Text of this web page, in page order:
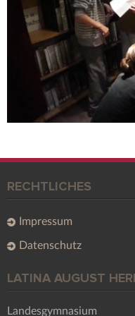
RECHTLICHES
Impressum
Datenschutz
LATINA AUGUST
Landesgymnasium